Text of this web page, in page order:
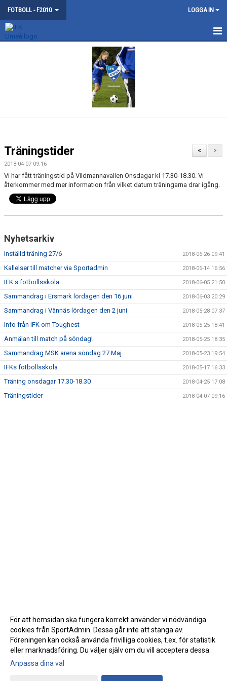
FOTBOLL - F2010 LOGGA IN
TRUPPEN
BILDGALLERI
DOKUMENT
>
<
Träningstider
2018-04-07 09:16
Vi har fått träningstid på Vildmannavallen Onsdagar kl 17.30-18.30. Vi
återkommer med mer information från vilket datum träningarna drar igång.
Nyhetsarkiv
Inställd träning 27/6 2018-06-26 09:41
Kallelser till matcher via Sportadmin 2018-06-14 16:56
IFK:s fotbollsskola 2018-06-05 21:50
Sammandrag i Ersmark lördagen den 16 juni 2018-06-03 20:29
Sammandrag i Vännäs lördagen den 2 juni 2018-05-28 07:37
Info från IFK om Toughest 2018-05-25 18:41
Anmälan till match på söndag! 2018-05-25 18:35
Sammandrag MSK arena söndag 27 Maj 2018-05-23 19:54
IFKs fotbollsskola 2018-05-17 16:33
Träning onsdagar 17.30-18.30 2018-04-25 17:08
Träningstider 2018-04-07 09:16
Gå till Webbversion
För att hemsidan ska fungera korrekt använder vi nödvändiga
cookies från SportAdmin. Dessa går inte att stänga av.
Föreningen kan också använda frivilliga cookies, t.ex. för statistik
eller marknadsföring. Du väljer själv om du vill acceptera dessa.
Anpassa dina val